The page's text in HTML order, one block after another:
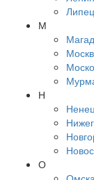
М
Н
О